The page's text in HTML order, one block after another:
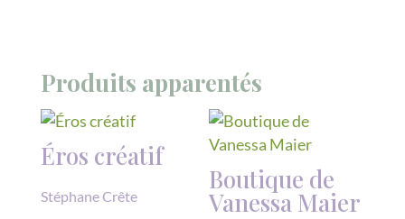
Produits apparentés
Éros créatif
Stéphane Crête
Boutique de
Vanessa Maier